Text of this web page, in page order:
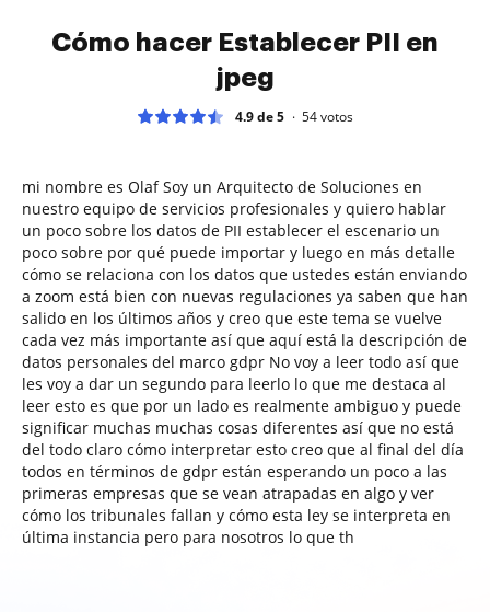
Cómo hacer Establecer PII en
jpeg
4.9 de 5 54votos
mi nombre es Olaf Soy un Arquitecto de Soluciones en
nuestro equipo de servicios profesionales y quiero hablar
un poco sobre los datos de PII establecer el escenario un
poco sobre por qué puede importar y luego en más detalle
cómo se relaciona con los datos que ustedes están enviando
a zoom está bien con nuevas regulaciones ya saben que han
salido en los últimos años y creo que este tema se vuelve
cada vez más importante así que aquí está la descripción de
datos personales del marco gdpr No voy a leer todo así que
les voy a dar un segundo para leerlo lo que me destaca al
leer esto es que por un lado es realmente ambiguo y puede
significar muchas muchas cosas diferentes así que no está
del todo claro cómo interpretar esto creo que al final del día
todos en términos de gdpr están esperando un poco a las
primeras empresas que se vean atrapadas en algo y ver
cómo los tribunales fallan y cómo esta ley se interpreta en
última instancia pero para nosotros lo que th